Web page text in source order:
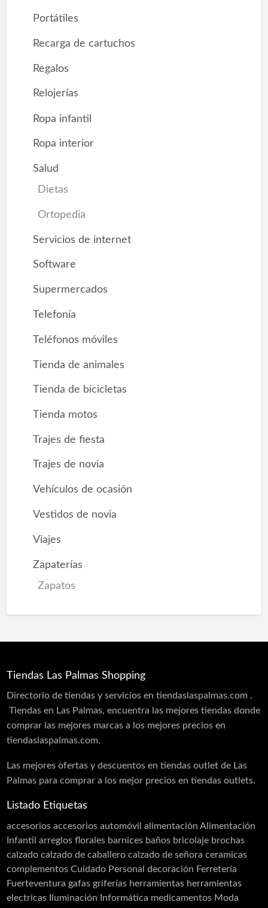
Portátiles
Recarga de cartuchos
Regalos
Relojerías
Ropa infantil
Ropa interior
Salud
Dietas
Ortopedia
Servicios de internet
Software
Supermercados
Telefonía
Teléfonos móviles
Tienda de animales
Tienda de bicicletas
Tienda motos
Trajes de fiesta
Trajes de novia
Vehículos de ocasión
Vestidos de novia
Viajes
Zapaterías
Zapatos
Tiendas Las Palmas Shopping
Directorio de tiendas y servicios en tiendaslaspalmas.com .
Tiendas en Las Palmas, encuentra las mejores tiendas donde
comprar las mejores marcas a los mejores precios en
tiendaslaspalmas.com.
Las mejores ofertas y descuentos en tiendas outlet de Las
Palmas para comprar a los mejor precios en tiendas outlets.
Listado Etiquetas
accesorios accesorios automóvil alimentación Alimentación
Infantil arreglos florales barnices baños bricolaje brochas
calzado calzado de caballero calzado de señora ceramicas
complementos Cuidado Personal decoración Ferretería
Fuerteventura gafas griferías herramientas herramientas
electricas
Iluminación Informática medicamentos Moda